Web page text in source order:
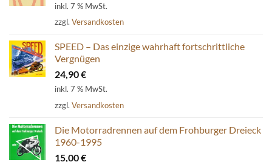
inkl. 7 % MwSt.
zzgl. Versandkosten
SPEED – Das einzige wahrhaft fortschrittliche
Vergnügen
24,90€
inkl. 7 % MwSt.
zzgl. Versandkosten
Die Motorradrennen auf dem Frohburger Dreieck
1960-1995
15,00€